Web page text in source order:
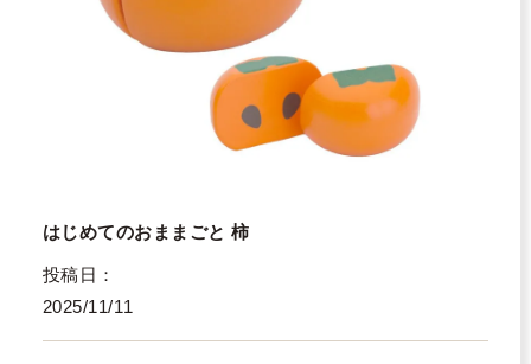
はじめてのおままごと 柿
投稿日
2025/11/11